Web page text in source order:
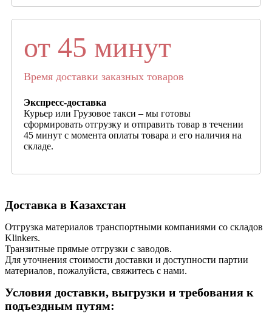
от 45 минут
Время доставки заказных товаров
Экспресс-доставка
Курьер или Грузовое такси – мы готовы
сформировать отгрузку и отправить товар в течении
45 минут с момента оплаты товара и его наличия на
складе.
Доставка в Казахстан
Отгрузка материалов транспортными компаниями со складов
Klinkers.
Транзитные прямые отгрузки с заводов.
Для уточнения стоимости доставки и доступности партии
материалов, пожалуйста, свяжитесь с нами.
Условия доставки, выгрузки и требования к
подъездным путям: